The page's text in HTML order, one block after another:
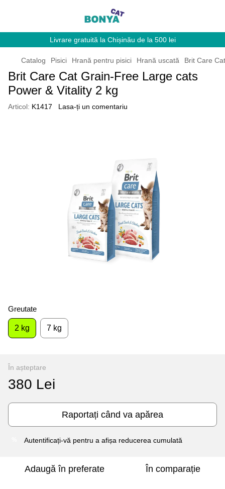
Livrare gratuită la Chișinău de la 500 lei
Catalog Pisici Hrană pentru pisici Hrană uscată Brit Care
Brit Care Cat Grain-Free Large cats
Power & Vitality 2 kg
Articol: K1417 Lasa-ți un comentariu
Greutate
2 kg 7 kg
În așteptare
380 Lei
Raportați când va apărea
Autentificați-vă pentru a afișa reducerea cumulată
Adaugă în preferate În comparație